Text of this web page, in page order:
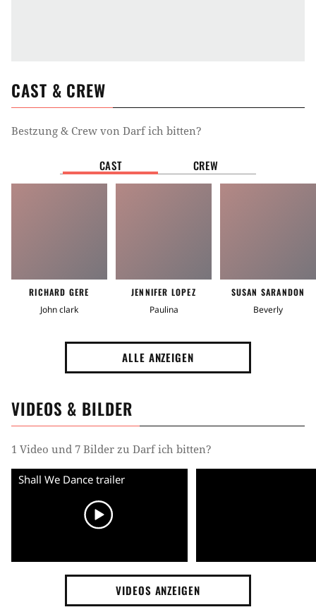
CAST & CREW
Bestzung & Crew von Darf ich bitten?
CAST CREW
RICHARD GERE
John clark
JENNIFER LOPEZ
Paulina
SUSAN SARANDON
Beverly
ALLE ANZEIGEN
VIDEOS & BILDER
1 Video und 7 Bilder zu Darf ich bitten?
Shall We Dance trailer
VIDEOS ANZEIGEN